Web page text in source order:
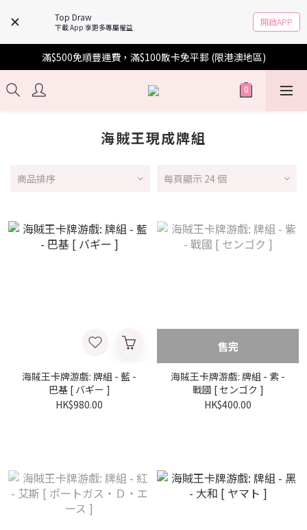
Top Draw
下載 App 享更多專屬權益 開啟APP
滿$500免順豐運費，滿$100散卡免平郵 (限港澳地區)
海賊王現成牌組
商品排序 每頁顯示 24 個
海賊王卡牌游戲: 牌組 - 藍 -
巴基 [ バギー ]
HK$980.00
售完
海賊王卡牌游戲: 牌組 - 紫 -
戰國 [ センゴク ]
HK$400.00